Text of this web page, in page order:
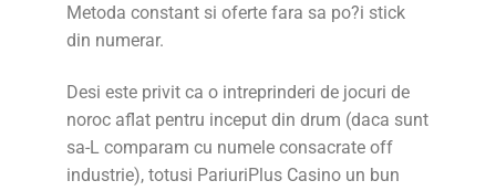
Metoda constant si oferte fara sa po?i stick
din numerar.
Desi este privit ca o intreprinderi de jocuri de
noroc aflat pentru inceput din drum (daca sunt
sa-L comparam cu numele consacrate off
industrie), totusi PariuriPlus Casino un bun